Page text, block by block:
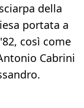
della
portata a
così come
Cabrini